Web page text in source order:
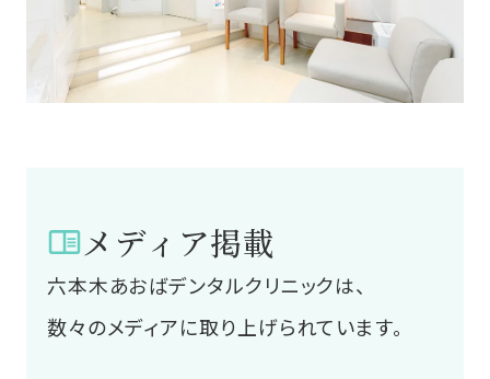
メディア掲載
六本木あおばデンタルクリニックは、
数々のメディアに取り上げられています。